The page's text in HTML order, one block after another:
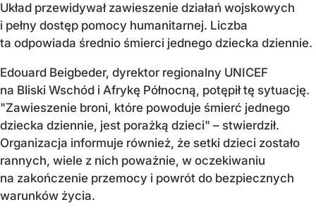
Układ przewidywał zawieszenie działań wojskowych
i pełny dostęp pomocy humanitarnej. Liczba
ta odpowiada średnio śmierci jednego dziecka dziennie.
Edouard Beigbeder, dyrektor regionalny UNICEF
na Bliski Wschód i Afrykę Północną, potępił tę sytuację.
"Zawieszenie broni, które powoduje śmierć jednego
dziecka dziennie, jest porażką dzieci" – stwierdził.
Organizacja informuje również, że setki dzieci zostało
rannych, wiele z nich poważnie, w oczekiwaniu
na zakończenie przemocy i powrót do bezpiecznych
warunków życia.